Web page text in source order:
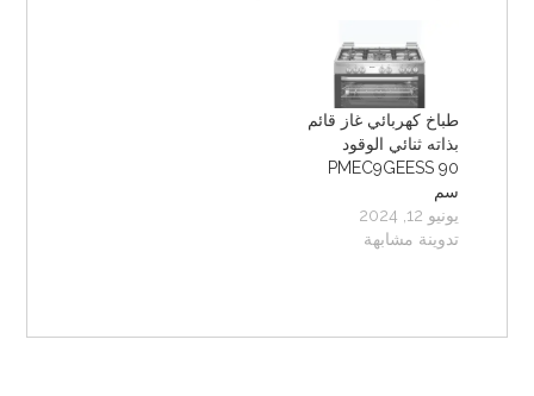
طباخ كهربائي غاز قائم
بذاته ثنائي الوقود
PMEC9GEESS 90
سم
يونيو 12, 2024
تدوينة مشابهة